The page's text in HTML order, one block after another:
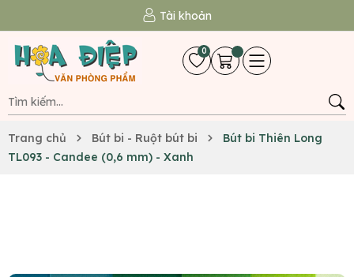
Tài khoản
0
Trang chủ Bút bi - Ruột bút bi
Bút bi Thiên Long
TL093 - Candee (0,6 mm) - Xanh